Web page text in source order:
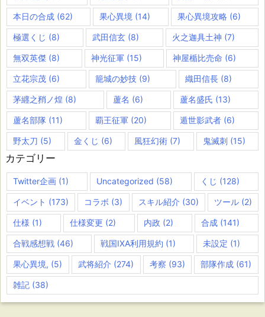
本日の合成 (62) 果心異境 (14) 果心異境攻略 (6)
極選くじ (8) 武田信玄 (8) 火之迦具土神 (7)
無双英傑 (8) 神光征軍(15) 神屋楯比売命 (6)
立花宗茂 (6) 籠城の妙技(9) 織田信長 (8)
茅纒之矟ノ煌 (8) 蘆名 (6) 蘆名盛氏 (13)
蘆名部隊 (11) 覇王征軍 (20) 遁世影武者(6)
野太刀 (5) 金くじ (6) 風狂幻術 (7) 鬼滅刺(15)
カテゴリー
Twitter企画 (1) Uncategorized (58) くじ (128)
イベント (173) コラボ (3) スキル紹介 (30) ツール(2)
仕様 (1) 仕様変更 (2) 内政 (2) 合成 (141)
合戦感想戦 (46) 戦国IXA利用規約 (1) 未設定 (1)
果心異境, (5) 武将紹介 (274) 考察 (93) 部隊作成 (61)
雑記 (38)